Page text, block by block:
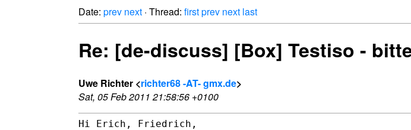
Date: prev next · Thread: firstprev next last
Re: [de-discuss] [Box] Testiso -
Uwe Richter <richter68 -AT- gmx.de>
Sat, 05 Feb 2011 21:58:56 +0100
Hi Erich, Friedrich,